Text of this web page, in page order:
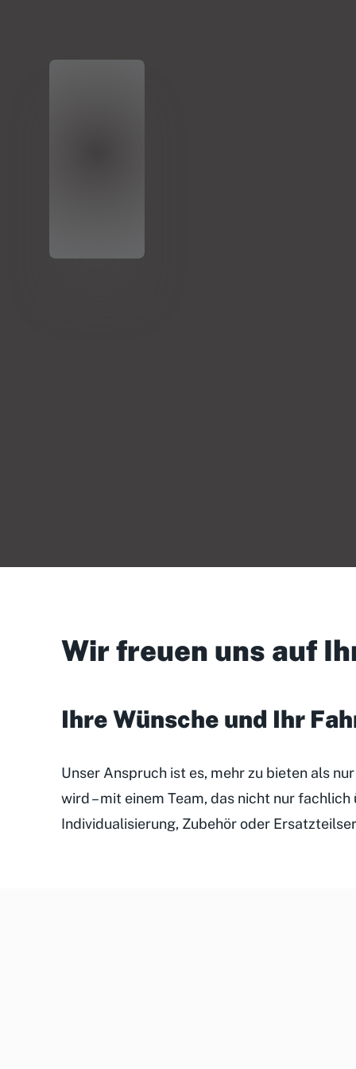
Wir freuen uns auf
Ihre Wünsche und Ihr
Unser Anspruch ist es, mehr zu bieten als
wird – mit einem Team, das nicht nur
Individualisierung, Zubehör oder